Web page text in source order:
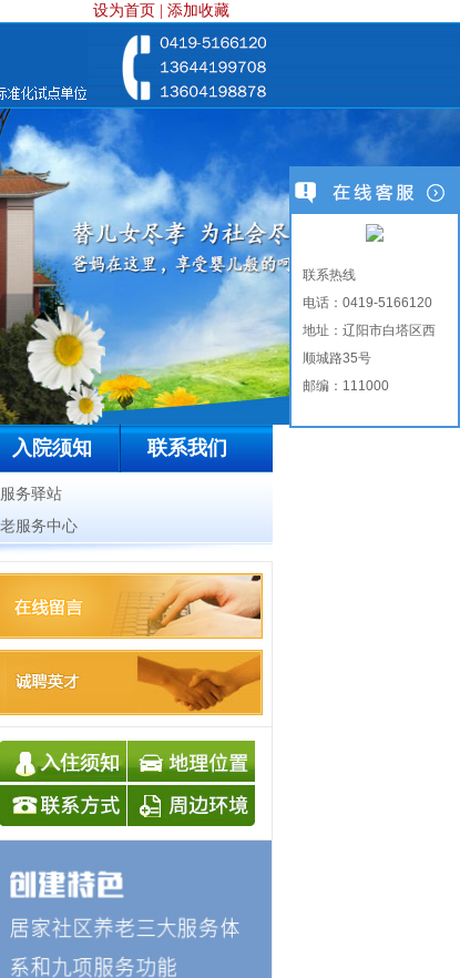
设为首页 添加收藏
入院须知 联系我们
务驿站
服务中心
联系热线
电话：0419-5166120
地址：辽阳市白塔区西
顺城路35号
邮编：111000